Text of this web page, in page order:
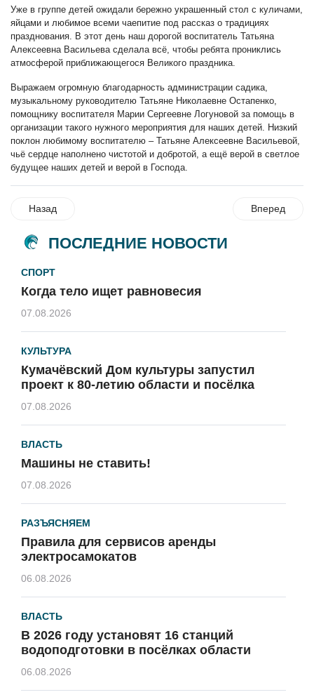
Уже в группе детей ожидали бережно украшенный стол с куличами,
яйцами и любимое всеми чаепитие под рассказ о традициях
празднования. В этот день наш дорогой воспитатель Татьяна
Алексеевна Васильева сделала всё, чтобы ребята прониклись
атмосферой приближающегося Великого праздника.
Выражаем огромную благодарность администрации садика,
музыкальному руководителю Татьяне Николаевне Остапенко,
помощнику воспитателя Марии Сергеевне Логуновой за помощь в
организации такого нужного мероприятия для наших детей. Низкий
поклон любимому воспитателю –Татьяне Алексеевне Васильевой,
чьё сердце наполнено чистотой и добротой, а ещё верой в светлое
будущее наших детей и верой в Господа.
Назад Вперед
ПОСЛЕДНИЕ НОВОСТИ
СПОРТ
Когда тело ищет равновесия
07.08.2026
КУЛЬТУРА
Кумачёвский Дом культуры запустил
проект к 80-летию области и посёлка
07.08.2026
ВЛАСТЬ
Машины не ставить!
07.08.2026
РАЗЪЯСНЯЕМ
Правила для сервисов аренды
электросамокатов
06.08.2026
ВЛАСТЬ
В 2026 году установят 16 станций
водоподготовки в посёлках области
06.08.2026